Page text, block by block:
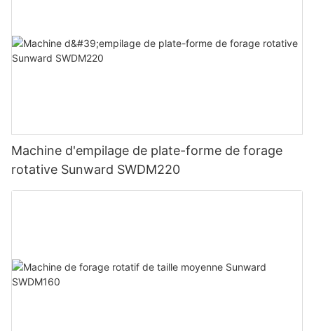
Machine d'empilage de plate-forme de forage
rotative Sunward SWDM220